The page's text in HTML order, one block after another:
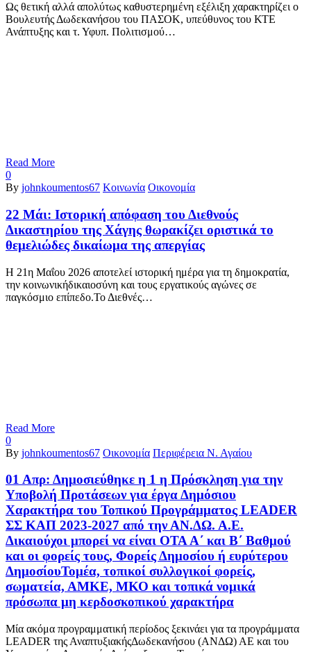
Ως θετική αλλά απολύτως καθυστερημένη εξέλιξη χαρακτηρίζει ο
Βουλευτής Δωδεκανήσου του ΠΑΣΟΚ, υπεύθυνος του ΚΤΕ
Ανάπτυξης και τ. Υφυπ. Πολιτισμού…
Read More
0
By johnkoumentos67 Κοινωνία Οικονομία
22 Μάι: Ιστορική απόφαση του Διεθνούς
Δικαστηρίου της Χάγης θωρακίζει οριστικά το
θεμελιώδες δικαίωμα της απεργίας
Η 21η Μαΐου 2026 αποτελεί ιστορική ημέρα για τη δημοκρατία,
την κοινωνικήδικαιοσύνη και τους εργατικούς αγώνες σε
παγκόσμιο επίπεδο.Το Διεθνές…
Read More
0
By johnkoumentos67 Οικονομία Περιφέρεια Ν. Αγαίου
01 Απρ: Δημοσιεύθηκε η 1 η Πρόσκληση για την
Υποβολή Προτάσεων για έργα Δημόσιου
Χαρακτήρα του Τοπικού Προγράμματος LEADER
ΣΣ ΚΑΠ 2023-2027 από την ΑΝ.ΔΩ. Α.Ε.
Δικαιούχοι μπορεί να είναι ΟΤΑ Α΄ και Β΄ Βαθμού
και οι φορείς τους, Φορείς Δημοσίου ή ευρύτερου
ΔημοσίουΤομέα, τοπικοί συλλογικοί φορείς,
σωματεία, ΑΜΚΕ, ΜΚΟ και τοπικά νομικά
πρόσωπα μη κερδοσκοπικού χαρακτήρα
Μία ακόμα προγραμματική περίοδος ξεκινάει για τα προγράμματα
LEADER της ΑναπτυξιακήςΔωδεκανήσου (ΑΝΔΩ) ΑΕ και του